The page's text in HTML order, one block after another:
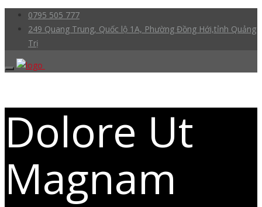
0795 505 777
249 Quang Trung, Quốc lộ 1A, Phường Đồng Hới,tỉnh Quảng
Trị
Dolore Ut
Magnam